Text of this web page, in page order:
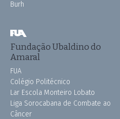
Burh
Fundação Ubaldino do
Amaral
FUA
Colégio Politécnico
Lar Escola Monteiro Lobato
Liga Sorocabana de Combate ao
Câncer